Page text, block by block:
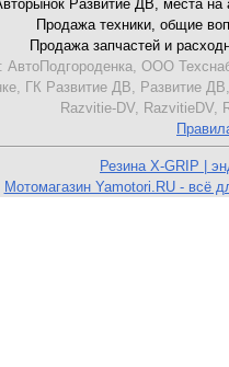
Развитие ДВ, места на
Продажа техники, общие
Продажа запчастей и
АвтоПодгороденка, ООО
ГК Развитие ДВ,
Razvitie-DV, RazvitieDV,
Резина X-GRIP |
Мотомагазин Yamotori.RU - всё